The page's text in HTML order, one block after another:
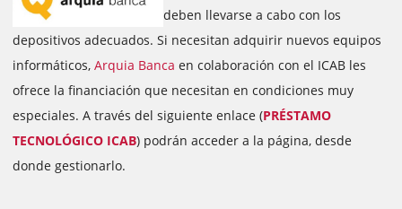
deben llevarse a cabo con los
depositivos adecuados. Si necesitan adquirir nuevos equipos
informáticos, Arquia Banca en colaboración con el ICAB les
ofrece la financiación que necesitan en condiciones muy
especiales. A través del siguiente enlace (PRÉSTAMO
TECNOLÓGICO ICAB) podrán acceder a la página, desde
donde gestionarlo.